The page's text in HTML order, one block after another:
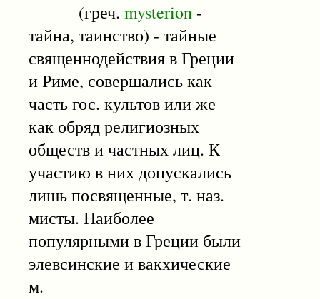
(греч. mysterion -
тайна, таинство) - тайные
священнодействия в Греции
и Риме, совершались как
часть гос. культов или же
как обряд религиозных
обществ и частных лиц. К
участию в них допускались
лишь посвященные, т. наз.
мисты. Наиболее
популярными в Греции были
элевсинские и вакхические
м.